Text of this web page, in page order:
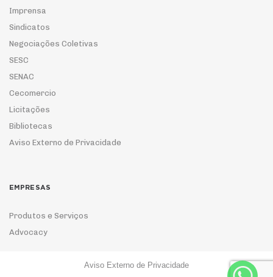
Imprensa
Sindicatos
Negociações Coletivas
SESC
SENAC
Cecomercio
Licitações
Bibliotecas
Aviso Externo de Privacidade
EMPRESAS
Produtos e Serviços
Advocacy
Aviso Externo de Privacidade